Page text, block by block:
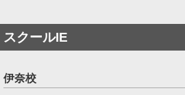
スクールIE
伊奈校